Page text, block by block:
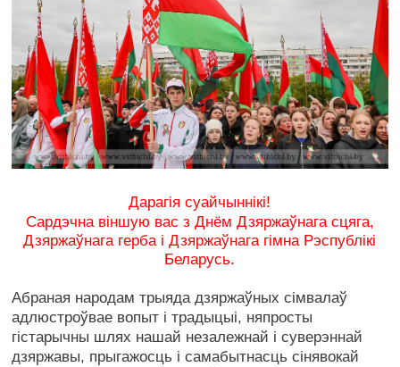
Дарагія суайчыннікi!
Сардэчна віншую вас з Днём Дзяржаўнага сцяга,
Дзяржаўнага герба і Дзяржаўнага гімна Рэспублікі
Беларусь.
Абраная народам трыяда дзяржаўных сімвалаў
адлюстроўвае вопыт і традыцыі, няпросты
гістарычны шлях нашай незалежнай і суверэннай
дзяржавы, прыгажосць і самабытнасць сінявокай